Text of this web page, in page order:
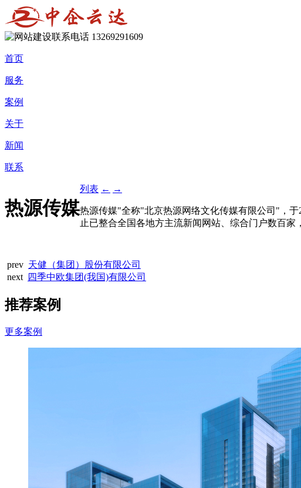
13269291609
首页
服务
案例
关于
新闻
联系
热源传媒
列表 ← →
热源传媒"全称"北京热源网络文化传媒有限公司"，
止已整合全国各地方主流新闻网站、综合门户数百
prev 天健（集团）股份有限公司
next
四季中欧集团(我国)有限公司
推荐案例
更多案例